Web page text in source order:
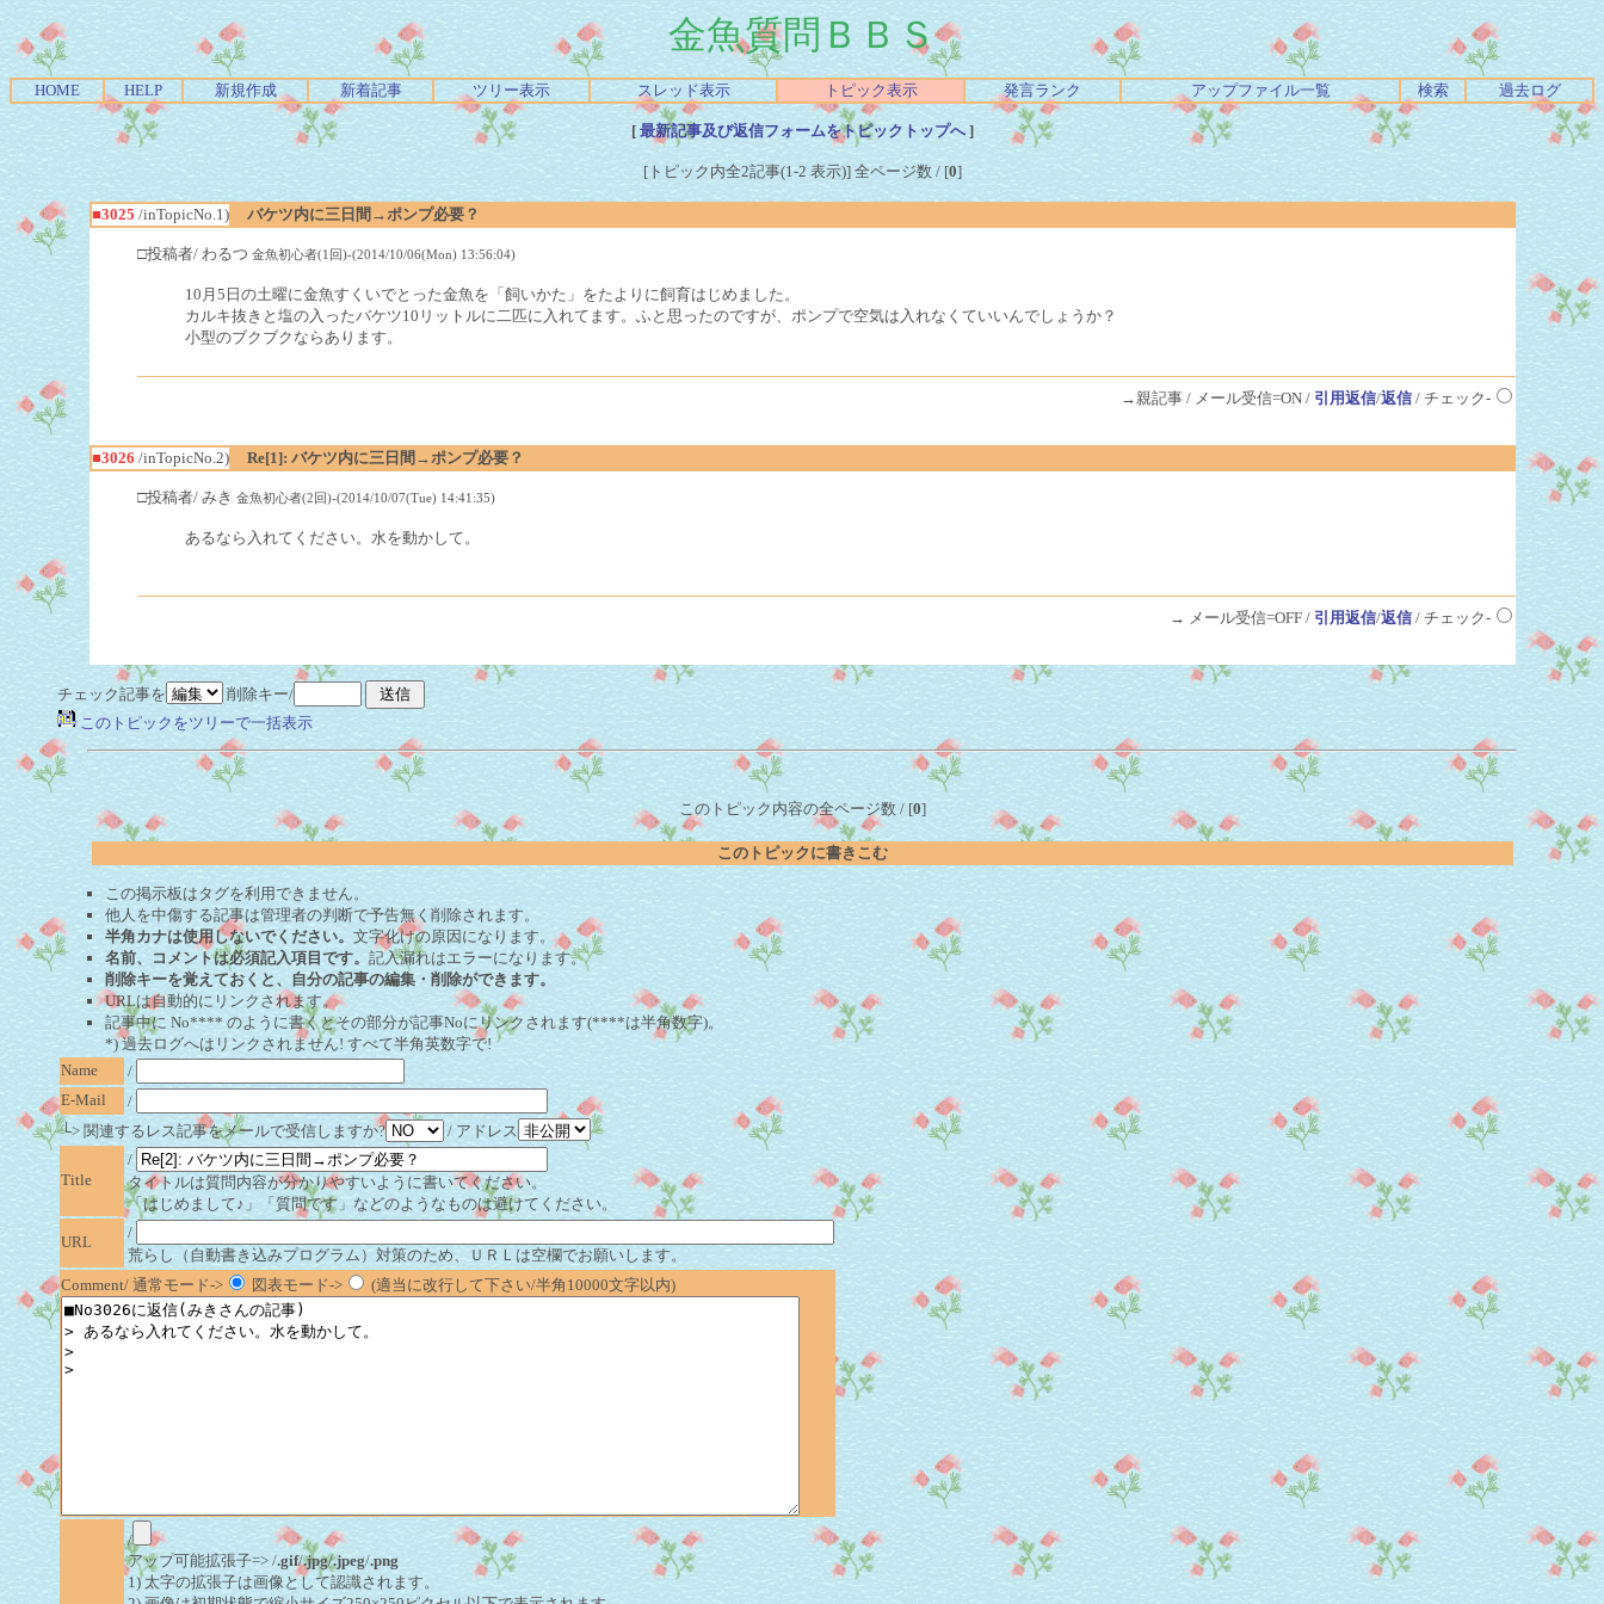
金魚質問ＢＢＳ
HOME HELP 新規作成 新着記事 ツリー表示 スレッド表示 トピック表示 発言ランク アップファイル一覧 検索 過去ログ
[最新記事及び返信フォームをトピックトップへ]
[トピック内全2記事(1-2 表示)] 全ページ数 / [0]
■3025 /inTopicNo.1) バケツ内に三日間→ポンプ必要？
□投稿者/ わるつ 金魚初心者(1回)-(2014/10/06(Mon) 13:56:04)
10月5日の土曜に金魚すくいでとった金魚を「飼いかた」をたよりに飼育はじめました。
カルキ抜きと塩の入ったバケツ10リットルに二匹に入れてます。ふと思ったのですが、ポンプで空気は入れなくていいんでしょうか？
小型のブクブクならあります。
→親記事 / メール受信=ON / 引用返信/返信/ チェック-
■3026 /inTopicNo.2) Re[1]: バケツ内に三日間→ポンプ必要？
□投稿者/ みき 金魚初心者(2回)-(2014/10/07(Tue) 14:41:35)
あるなら入れてください。水を動かして。
→ メール受信=OFF / 引用返信/返信/ チェック-
チェック記事を
削除キー/
このトピックをツリーで一括表示
このトピック内容の全ページ数 / [0]
このトピックに書きこむ
この掲示板はタグを利用できません。
他人を中傷する記事は管理者の判断で予告無く削除されます。
半角カナは使用しないでください。 文字化けの原因になります。
名前、コメントは必須記入項目です。 記入漏れはエラーになります。
削除キーを覚えておくと、自分の記事の編集・削除ができます。
URLは自動的にリンクされます。
記事中に No**** のように書くとその部分が記事Noにリンクされます(****は半角数字)。
*) 過去ログへはリンクされません! すべて半角英数字で!
Name
/
E-Mail
/
└> 関連するレス記事をメールで受信しますか?
/ アドレス
Title
/
タイトルは質問内容が分かりやすいように書いてください。
「はじめまして♪」「質問です」などのようなものは避けてください。
URL
/
荒らし（自動書き込みプログラム）対策のため、ＵＲＬは空欄でお願いします。
Comment/ 通常モード->
図表モード-> (適当に改行して下さい/半角10000文字以内)
/
アップ可能拡張子=> /.gif/.jpg/.jpeg/.png
1) 太字の拡張子は画像として認識されます。